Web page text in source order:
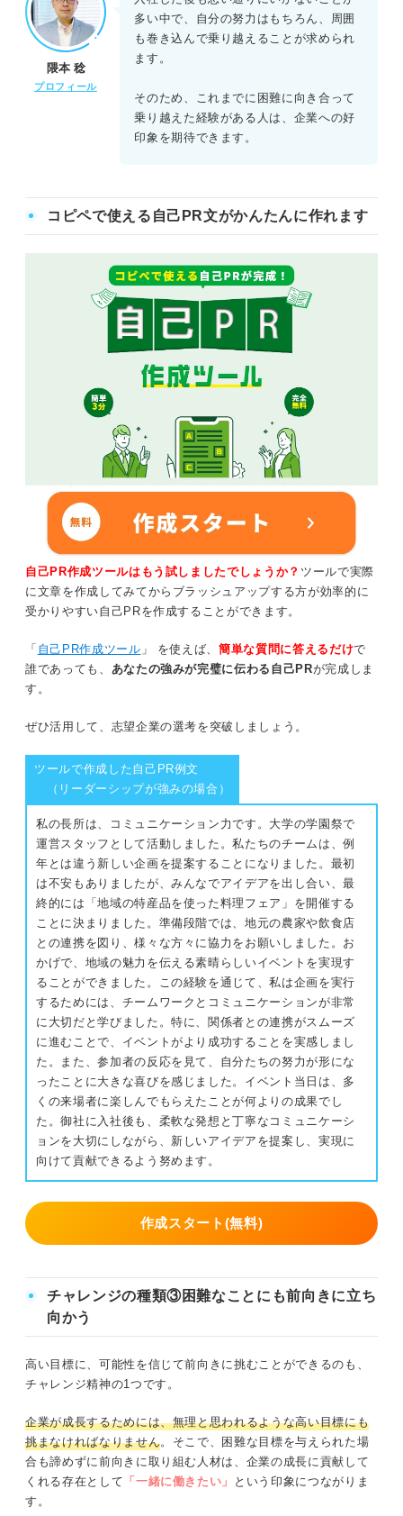
隈本 稔
プロフィール
多い中で、自分の努力はもちろん、周囲
も巻き込んで乗り越えることが求められ
ます。
そのため、これまでに困難に向き合って
乗り越えた経験がある人は、企業への好
印象を期待できます。
コピペで使える自己PR文がかんたんに作れます
自己PR作成ツールはもう試しましたでしょうか？ ツールで実際
に文章を作成してみてからブラッシュアップする方が効率的に
受かりやすい自己PRを作成することができます。
「 自己PR作成ツール 」 を使えば、簡単な質問に答えるだけで
誰であっても、 あなたの強みが完璧に伝わる自己PRが完成しま
す。
ぜひ活用して、志望企業の選考を突破しましょう。
ツールで作成した自己PR例文
（リーダーシップが強みの場合）
私の長所は、コミュニケーション力です。大学の学園祭で
運営スタッフとして活動しました。私たちのチームは、例
年とは違う新しい企画を提案することになりました。最初
は不安もありましたが、みんなでアイデアを出し合い、最
終的には「地域の特産品を使った料理フェア」を開催する
ことに決まりました。準備段階では、地元の農家や飲食店
との連携を図り、様々な方々に協力をお願いしました。お
かげで、地域の魅力を伝える素晴らしいイベントを実現す
ることができました。この経験を通じて、私は企画を実行
するためには、チームワークとコミュニケーションが非常
に大切だと学びました。特に、関係者との連携がスムーズ
に進むことで、イベントがより成功することを実感しまし
た。また、参加者の反応を見て、自分たちの努力が形にな
ったことに大きな喜びを感じました。イベント当日は、多
くの来場者に楽しんでもらえたことが何よりの成果でし
た。御社に入社後も、柔軟な発想と丁寧なコミュニケーシ
ョンを大切にしながら、新しいアイデアを提案し、実現に
向けて貢献できるよう努めます。
作成スタート(無料)
チャレンジの種類③困難なことにも前向きに立ち
向かう
高い目標に、可能性を信じて前向きに挑むことができるのも、
チャレンジ精神の1つです。
企業が成長するためには、無理と思われるような高い目標にも
挑まなければなりません。そこで、困難な目標を与えられた場
合も諦めずに前向きに取り組む人材は、企業の成長に貢献して
くれる存在として 「一緒に働きたい」
という印象につながりま
す。